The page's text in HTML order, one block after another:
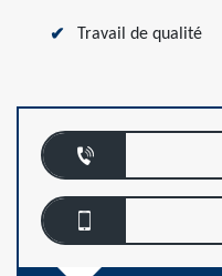
Travail de qualité